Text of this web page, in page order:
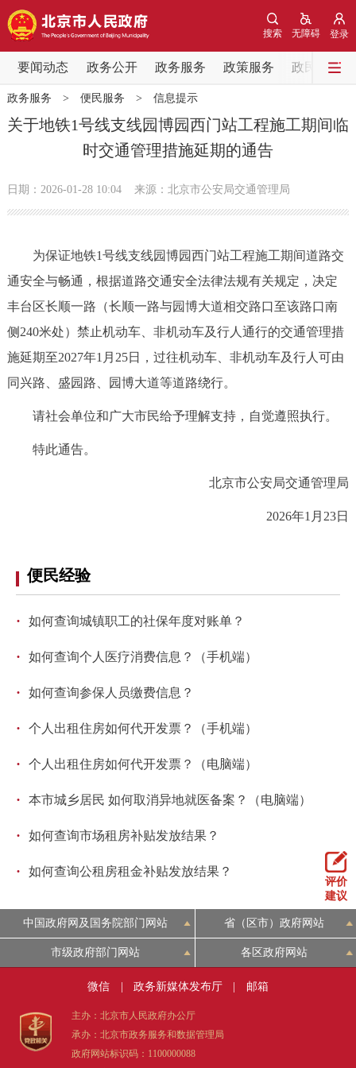
登录
无障碍
搜索
要闻动态 政务公开 政务服务 政策服务 政民互动
要闻动态
党中央精神 国务院信息
北京要闻 会议信息 部门动态
市领导 机构职能 政策服务
政策兑现 政策解读 回应关切
决策公开 专题公开
政务服务
个人服务
12345网上接诉即办
走进北京
北京概况 十六区概览
绿色北京 图说北京 视频北京
多语种
DEUTSCH FRANÇAIS РУССКИЙ ЯЗЫК
ESPAÑOL العربية PORTUGUÊS
ITALIANO
政务服务 > 便民服务 > 信息提示
关于地铁1号线支线园博园西门站工程施工期间临
时交通管理措施延期的通告
日期：2026-01-28 10:04 来源：北京市公安局交通管理局
为保证地铁1号线支线园博园西门站工程施工期间道路交
通安全与畅通，根据道路交通安全法律法规有关规定，决定
丰台区长顺一路（长顺一路与园博大道相交路口至该路口南
侧240米处）禁止机动车、非机动车及行人通行的交通管理措
施延期至2027年1月25日，过往机动车、非机动车及行人可由
同兴路、盛园路、园博大道等道路绕行。
请社会单位和广大市民给予理解支持，自觉遵照执行。
特此通告。
北京市公安局交通管理局
2026年1月23日
便民经验
· 如何查询城镇职工的社保年度对账单？
· 如何查询个人医疗消费信息？（手机端）
· 如何查询参保人员缴费信息？
· 个人出租住房如何代开发票？（手机端）
· 个人出租住房如何代开发票？（电脑端）
· 本市城乡居民 如何取消异地就医备案？（电脑端）
· 如何查询市场租房补贴发放结果？
· 如何查询公租房租金补贴发放结果？
评价
建议
中国政府网及国务院部门网站 省（区市）政府网站
市级政府部门网站 各区政府网站
微信 政务新媒体发布厅 邮箱
主办：北京市人民政府办公厅
承办：北京市政务服务和数据管理局
政府网站标识码：1100000088